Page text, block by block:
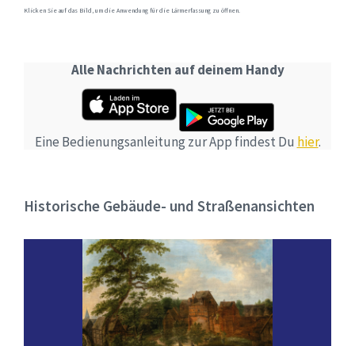
Klicken Sie auf das Bild, um die Anwendung für die Lärmerfassung zu öffnen.
Alle Nachrichten auf deinem Handy
Eine Bedienungsanleitung zur App findest Du hier.
Historische Gebäude- und Straßenansichten